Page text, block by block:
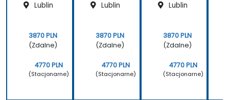
Lublin
3870 PLN
(Zdalne)
4770 PLN
(Stacjonarne)
Lublin
3870 PLN
(Zdalne)
4770 PLN
(Stacjonarne)
Lublin
3870 PLN
(Zdalne)
4770 PLN
(Stacjonarne)